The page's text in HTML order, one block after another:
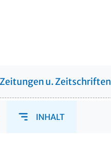
Zeitungen u. Zeitschriften
INHALT